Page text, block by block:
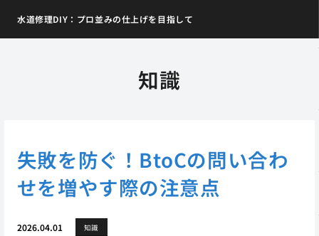
水道修理DIY：プロ並みの仕上げを目指して
知識
失敗を防ぐ！BtoCの問い合わ
せを増やす際の注意点
2026.04.01 知識